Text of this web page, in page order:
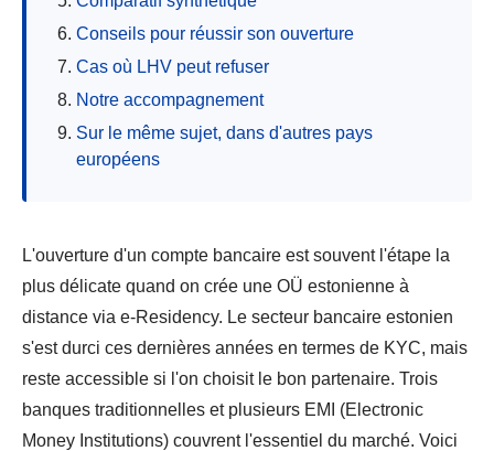
Conseils pour réussir son ouverture
Cas où LHV peut refuser
Notre accompagnement
Sur le même sujet, dans d'autres pays
européens
L'ouverture d'un compte bancaire est souvent l'étape la
plus délicate quand on crée une OÜ estonienne à
distance via e-Residency. Le secteur bancaire estonien
s'est durci ces dernières années en termes de KYC, mais
reste accessible si l'on choisit le bon partenaire. Trois
banques traditionnelles et plusieurs EMI (Electronic
Money Institutions) couvrent l'essentiel du marché. Voici